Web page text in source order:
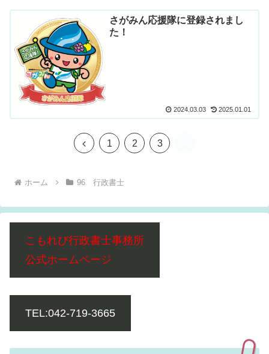
さがみん応援隊に登録されまし
た！
2024.03.03 2025.01.01
前
1 2 3
ホーム 96 行政書士
こもれび行政書士事務所
公式ホームページ
TEL:042-719-3665